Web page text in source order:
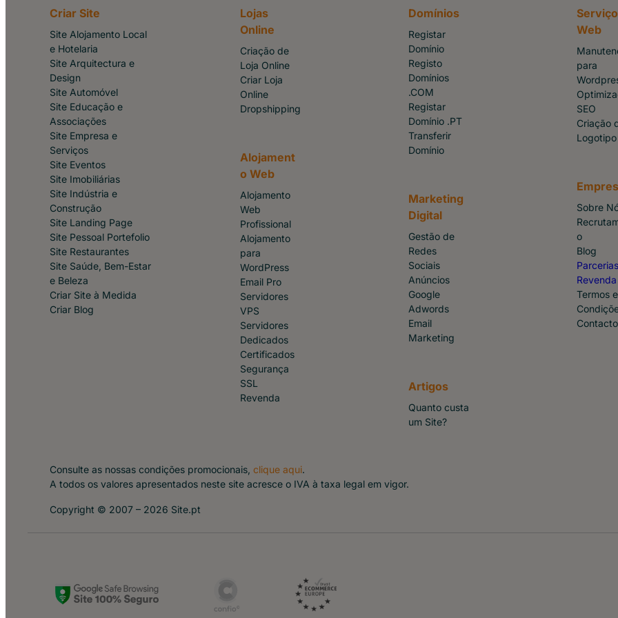
Criar Site
Site Alojamento Local
e Hotelaria
Site Arquitectura e
Design
Site Automóvel
Site Educação e
Associações
Site Empresa e
Serviços
Site Eventos
Site Imobiliárias
Site Indústria e
Construção
Site Landing Page
Site Pessoal Portefolio
Site Restaurantes
Site Saúde, Bem-Estar
e Beleza
Criar Site à Medida
Criar Blog
Lojas
Online
Criação de
Loja Online
Criar Loja
Online
Dropshipping
Alojament
o Web
Alojamento
Web
Profissional
Alojamento
para
WordPress
Email Pro
Servidores
VPS
Servidores
Dedicados
Certificados
Segurança
SSL
Revenda
Domínios
Registar
Domínio
Registo
Domínios
.COM
Registar
Domínio .PT
Transferir
Domínio
Marketing
Digital
Gestão de
Redes
Sociais
Anúncios
Google
Adwords
Email
Marketing
Artigos
Quanto custa
um Site?
Web
para
SEO
Criação
Logotipo
Sobre
o
Blog
Revenda
Termos e
Consulte as nossas condições promocionais, clique aqui.
A todos os valores apresentados neste site acresce o IVA à taxa legal em vigor.
Copyright © 2007 – 2026 Site.pt